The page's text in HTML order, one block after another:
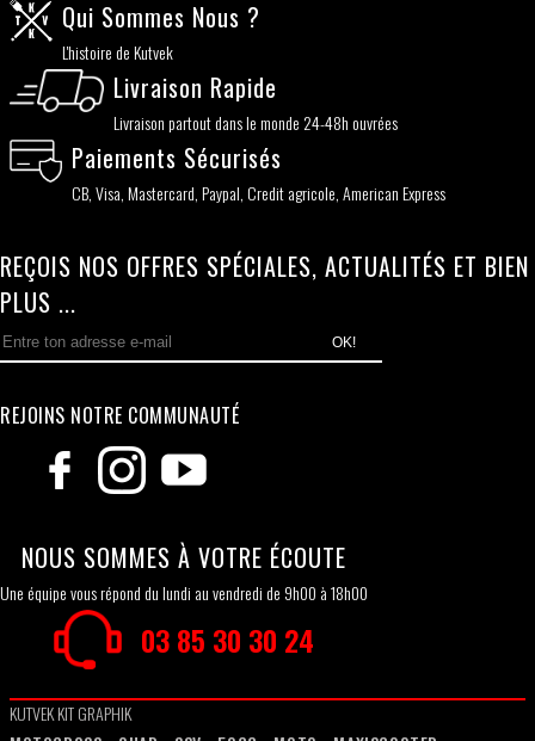
Qui Sommes Nous ?
L'histoire de Kutvek
Livraison Rapide
Livraison partout dans le monde 24-48h ouvrées
Paiements Sécurisés
CB, Visa, Mastercard, Paypal, Credit agricole, American Express
REÇOIS NOS OFFRES SPÉCIALES, ACTUALITÉS ET BIEN
PLUS ...
OK!
REJOINS NOTRE COMMUNAUTÉ
NOUS SOMMES À VOTRE ÉCOUTE
Une équipe vous répond du lundi au vendredi de 9h00 à 18h00
03 85 30 30 24
KUTVEK KIT GRAPHIK